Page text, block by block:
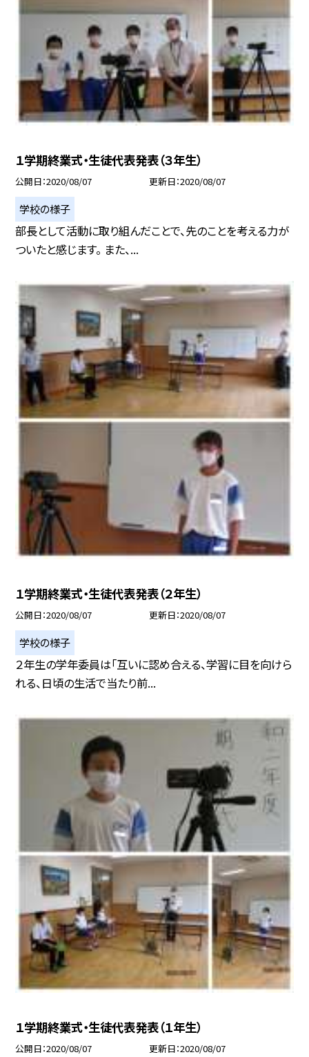
１学期終業式・生徒代表発表（３年生）
公開日 2020/08/07 更新日 2020/08/07
学校の様子
部長として活動に取り組んだことで、先のことを考える力が
ついたと感じます。 また、...
１学期終業式・生徒代表発表（２年生）
公開日 2020/08/07 更新日 2020/08/07
学校の様子
２年生の学年委員は「互いに認め合える、学習に目を向けら
れる、日頃の生活で当たり前...
１学期終業式・生徒代表発表（１年生）
公開日 2020/08/07 更新日 2020/08/07